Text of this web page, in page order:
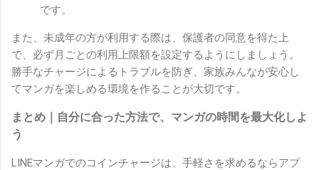
です。
また、未成年の方が利用する際は、保護者の同意を得た上
で、必ず月ごとの利用上限額を設定するようにしましょう。
勝手なチャージによるトラブルを防ぎ、家族みんなが安心し
てマンガを楽しめる環境を作ることが大切です。
まとめ｜自分に合った方法で、マンガの時間を最大化しよ
う
LINEマンガでのコインチャージは、手軽さを求めるならアプ